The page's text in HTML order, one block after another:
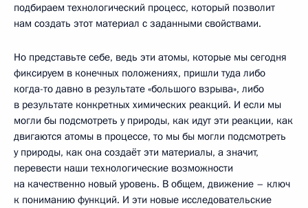
подбираем технологический процесс, который позволит
нам создать этот материал с заданными свойствами.
Но представьте себе, ведь эти атомы, которые мы сегодня
фиксируем в конечных положениях, пришли туда либо
когда-то давно в результате «большого взрыва», либо
в результате конкретных химических реакций. И если мы
могли бы подсмотреть у природы, как идут эти реакции, как
двигаются атомы в процессе, то мы бы могли подсмотреть
у природы, как она создаёт эти материалы, а значит,
перевести наши технологические возможности
на качественно новый уровень. В общем, движение – ключ
к пониманию функций. И эти новые исследовательские